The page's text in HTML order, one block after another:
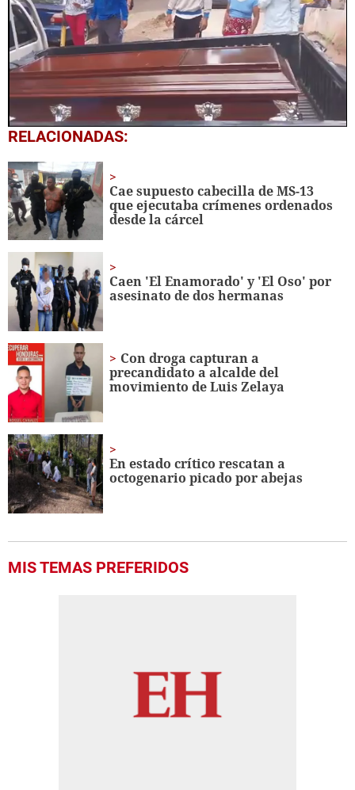
0
seconds
2
minutes,
39
seconds
RELACIONADAS:
Cae supuesto cabecilla de MS-13
que ejecutaba crímenes ordenados
desde la cárcel
Caen 'El Enamorado' y 'El Oso' por
asesinato de dos hermanas
Con droga capturan a
precandidato a alcalde del
movimiento de Luis Zelaya
En estado crítico rescatan a
octogenario picado por abejas
MIS TEMAS PREFERIDOS